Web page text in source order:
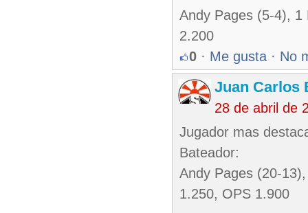
Andy Pages (5-4), 1
2.200
0 · Me gusta · No
Juan Carlos
28 de abril de
Jugador mas
Bateador:
Andy Pages (20-
1.250, OPS 1.900